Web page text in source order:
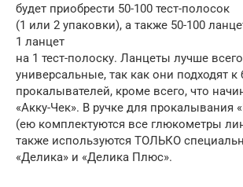
будет приобрести 50-100 тест-полосок
(1 или 2 упаковки), а также 50-100
1 ланцет
на 1 тест-полоску. Ланцеты лучше
универсальные, так как они подходят
прокалывателей, кроме всего, что
«Акку-Чек». В ручке для прокалывания
(ею комплектуются все глюкометры
также используются ТОЛЬКО
«Делика» и «Делика Плюс».